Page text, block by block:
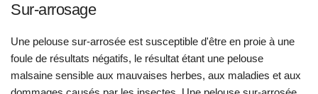
Sur-arrosage
Une pelouse sur-arrosée est susceptible d'être en proie à une
foule de résultats négatifs, le résultat étant une pelouse
malsaine sensible aux mauvaises herbes, aux maladies et aux